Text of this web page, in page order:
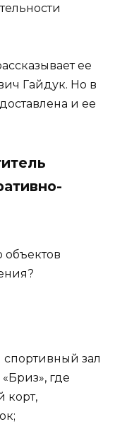
ее
Гайдук. Но в
и ее
объектов
зал
где
корт,